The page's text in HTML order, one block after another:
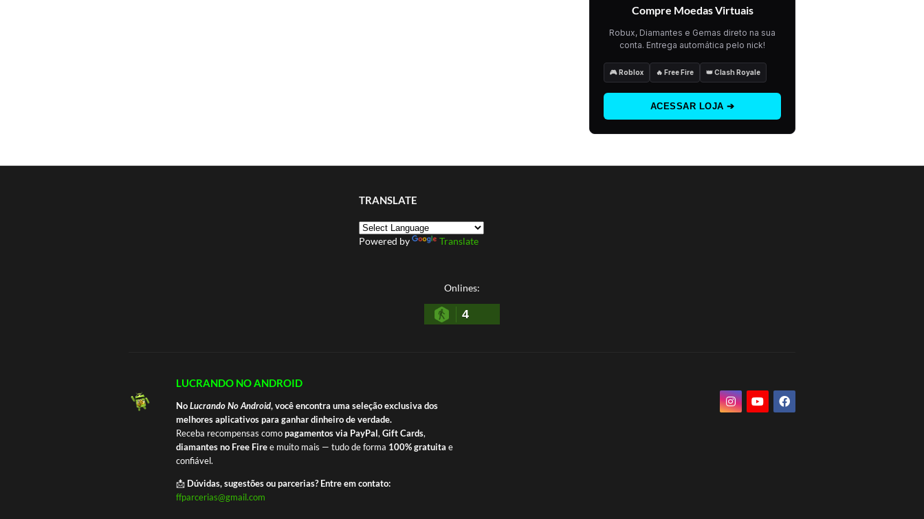
Compre Moedas Virtuais
Robux, Diamantes e Gemas direto na sua
conta. Entrega automática pelo nick!
🎮 Roblox 🔥 Free Fire 👑 Clash Royale
ACESSAR LOJA ➔
TRANSLATE
Powered by Translate
Onlines:
4
LUCRANDO NO ANDROID
NoLucrando No Android, você encontra uma seleção exclusiva dos
melhores aplicativos para ganhar dinheiro de verdade.
Receba recompensas comopagamentos via PayPal, Gift Cards,
diamantes no Free Firee muito mais — tudo de forma 100% gratuita e
confiável.
📩 Dúvidas, sugestões ou parcerias? Entre em contato:
ffparcerias@gmail.com